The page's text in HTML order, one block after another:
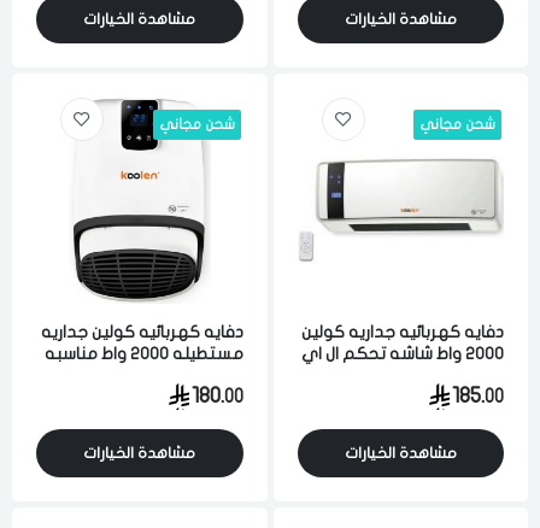
مشاهدة الخيارات مشاهدة الخيارات
شحن مجاني
دفايه كهربائيه جداريه كولين
2000 واط شاشه تحكم ال اي
185.00
مشاهدة الخيارات
شحن مجاني
دفايه كهربائيه كولين جداريه
مستطيله 2000 واط مناسبه
180.00
مشاهدة الخيارات
فى حالة تغيير المدينة قد تفقد بعض او كل المنتجات التي تم اضافتها